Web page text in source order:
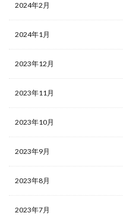
2024年2月
2024年1月
2023年12月
2023年11月
2023年10月
2023年9月
2023年8月
2023年7月